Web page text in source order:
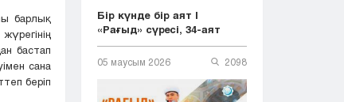
барлық
бастап
сана
беріп
Бір күнде бір аят |
«Рағыд» сүресі, 34-аят
05 маусым 2026 2098